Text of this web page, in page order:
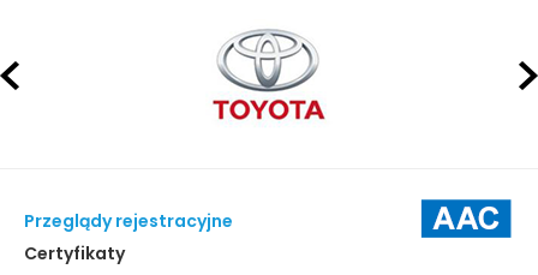
Przeglądy rejestracyjne
Certyfikaty